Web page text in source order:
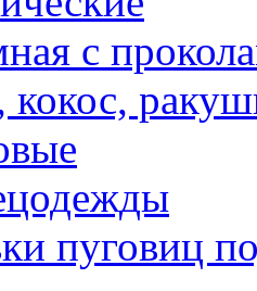
с
кокос,
пуговиц